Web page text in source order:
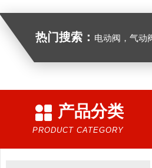
热门搜索： 电动阀，气动
产品分类
PRODUCT CATEGORY